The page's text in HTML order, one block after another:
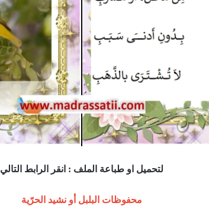
لتحميل او طباعة الملف : انقر الرابط التالي
محفوظات البلبل أو نشيد الحرّية